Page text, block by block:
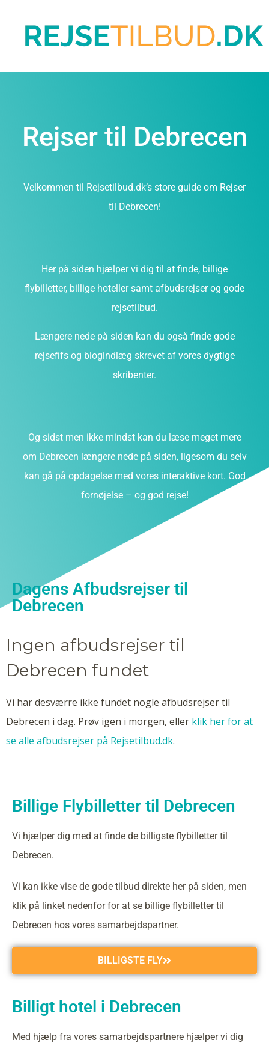
Rejser til Debrecen
Velkommen til Rejsetilbud.dk’s store guide om Rejser
til Debrecen!
Her på siden hjælper vi dig til at finde, billige
flybilletter, billige hoteller samt afbudsrejser og gode
rejsetilbud.
Længere nede på siden kan du også finde gode
rejsefifs og blogindlæg skrevet af vores dygtige
skribenter.
Og sidst men ikke mindst kan du læse meget mere
om Debrecen længere nede på siden, ligesom du selv
kan gå på opdagelse med vores interaktive kort. God
fornøjelse – og god rejse!
Dagens Afbudsrejser til
Debrecen
Ingen afbudsrejser til
Debrecen fundet
Vi har desværre ikke fundet nogle afbudsrejser til
Debrecen i dag. Prøv igen i morgen, eller klik her for at
se alle afbudsrejser på Rejsetilbud.dk.
Billige Flybilletter til Debrecen
Vi hjælper dig med at finde de billigste flybilletter til
Debrecen.
Vi kan ikke vise de gode tilbud direkte her på siden, men
klik på linket nedenfor for at se billige flybilletter til
Debrecen hos vores samarbejdspartner.
BILLIGSTE FLY
Billigt hotel i Debrecen
Med hjælp fra vores samarbejdspartnere hjælper vi dig